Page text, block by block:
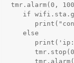
tmr.alarm(0,